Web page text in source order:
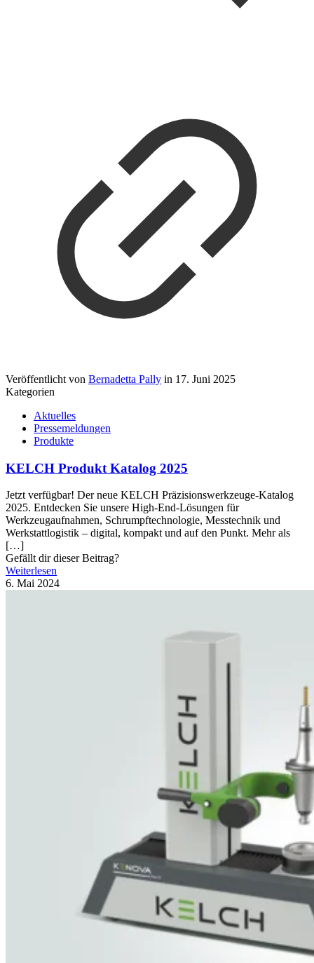
Veröffentlicht von Bernadetta Pally in 17. Juni 2025
Kategorien
Aktuelles
Pressemeldungen
Produkte
KELCH Produkt Katalog 2025
Jetzt verfügbar! Der neue KELCH Präzisionswerkzeuge-Katalog
2025. Entdecken Sie unsere High-End-Lösungen für
Werkzeugaufnahmen, Schrumpftechnologie, Messtechnik und
Werkstattlogistik – digital, kompakt und auf den Punkt. Mehr als
[…]
Gefällt dir dieser Beitrag?
Weiterlesen
6. Mai 2024